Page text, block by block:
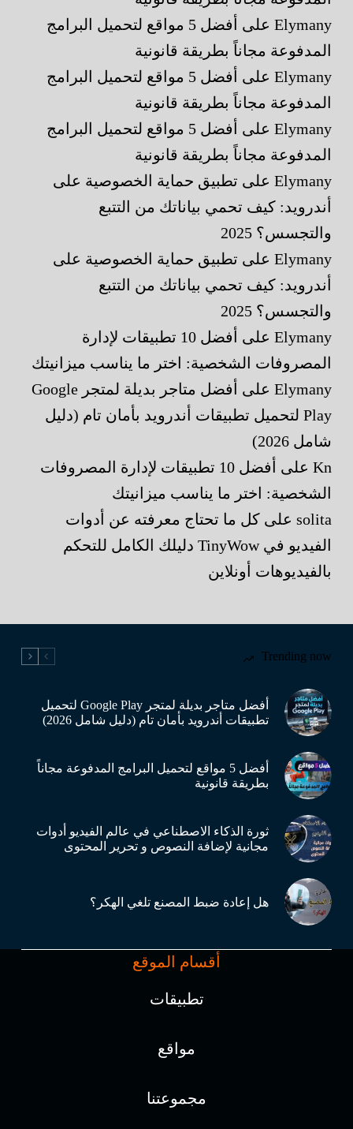
Elymanyعلى
أفضل 5 مواقع لتحميل البرامج
المدفوعة مجاناً بطريقة قانونية
Elymanyعلى
أفضل 5 مواقع لتحميل البرامج
المدفوعة مجاناً بطريقة قانونية
Elymanyعلى
أفضل 5 مواقع لتحميل البرامج
المدفوعة مجاناً بطريقة قانونية
Elymanyعلى تطبيق حماية الخصوصية على
أندرويد: كيف تحمي بياناتك من التتبع
والتجسس؟ 2025
Elymanyعلى تطبيق حماية الخصوصية على
أندرويد: كيف تحمي بياناتك من التتبع
والتجسس؟ 2025
Elymanyعلى
أفضل 10 تطبيقات لإدارة
المصروفات الشخصية: اختر ما يناسب ميزانيتك
Elymanyعلى
أفضل متاجر بديلة لمتجر Google
Play لتحميل تطبيقات أندرويد بأمان تام (دليل
شامل 2026)
Knعلى
أفضل 10 تطبيقات لإدارة المصروفات
الشخصية: اختر ما يناسب ميزانيتك
solitaعلى كل ما تحتاج معرفته عن أدوات
الفيديو في TinyWow دليلك الكامل للتحكم
بالفيديوهات أونلاين
Trending now
أفضل متاجر بديلة لمتجر Google Play لتحميل
تطبيقات أندرويد بأمان تام (دليل شامل 2026)
أفضل 5 مواقع لتحميل البرامج المدفوعة مجاناً
بطريقة قانونية
ثورة الذكاء الاصطناعي في عالم الفيديو أدوات
مجانية لإضافة النصوص و تحرير المحتوى
هل إعادة ضبط المصنع تلغي الهكر؟
أقسام الموقع
تطبيقات
مواقع
مجموعتنا